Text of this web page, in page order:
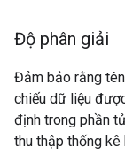
Độ phân giải
Đảm bảo rằng
chiếu dữ liệu
định trong phần
thu thập thống